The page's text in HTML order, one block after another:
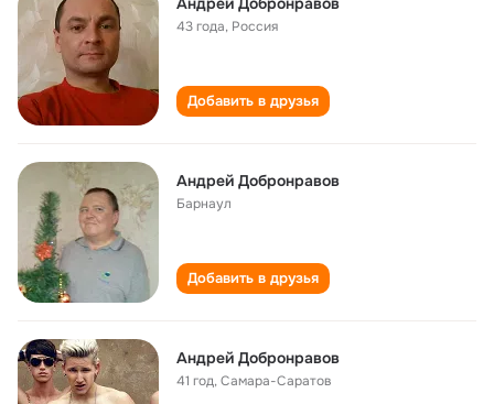
43 года, Россия
Добавить в друзья
Андрей Добронравов
Барнаул
Добавить в друзья
Андрей Добронравов
41 год,Самара-Саратов